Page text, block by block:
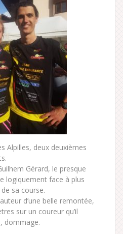
Alpilles, deux deuxièmes
Gérard, le presque
logiquement face à plus
sa course.
d’une belle remontée,
sur un coureur qu’il
dommage.